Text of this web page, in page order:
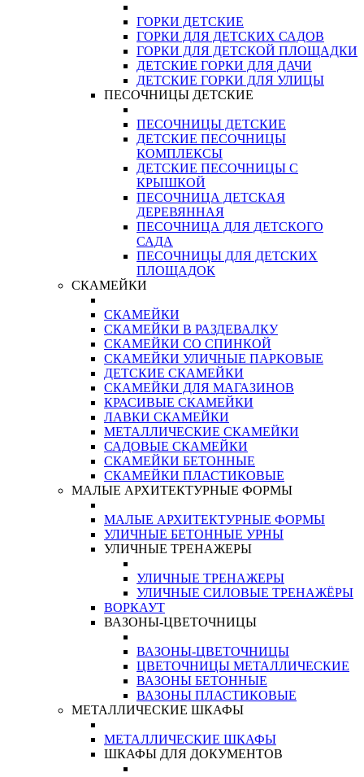
ГОРКИ ДЕТСКИЕ
ГОРКИ ДЛЯ ДЕТСКИХ САДОВ
ГОРКИ ДЛЯ ДЕТСКОЙ ПЛОЩАДКИ
ДЕТСКИЕ ГОРКИ ДЛЯ ДАЧИ
ДЕТСКИЕ ГОРКИ ДЛЯ УЛИЦЫ
ПЕСОЧНИЦЫ ДЕТСКИЕ
ПЕСОЧНИЦЫ ДЕТСКИЕ
ДЕТСКИЕ ПЕСОЧНИЦЫ
КОМПЛЕКСЫ
ДЕТСКИЕ ПЕСОЧНИЦЫ С
КРЫШКОЙ
ПЕСОЧНИЦА ДЕТСКАЯ
ДЕРЕВЯННАЯ
ПЕСОЧНИЦА ДЛЯ ДЕТСКОГО
САДА
ПЕСОЧНИЦЫ ДЛЯ ДЕТСКИХ
ПЛОЩАДОК
СКАМЕЙКИ
СКАМЕЙКИ
СКАМЕЙКИ В РАЗДЕВАЛКУ
СКАМЕЙКИ СО СПИНКОЙ
СКАМЕЙКИ УЛИЧНЫЕ ПАРКОВЫЕ
ДЕТСКИЕ СКАМЕЙКИ
СКАМЕЙКИ ДЛЯ МАГАЗИНОВ
КРАСИВЫЕ СКАМЕЙКИ
ЛАВКИ СКАМЕЙКИ
МЕТАЛЛИЧЕСКИЕ СКАМЕЙКИ
САДОВЫЕ СКАМЕЙКИ
СКАМЕЙКИ БЕТОННЫЕ
СКАМЕЙКИ ПЛАСТИКОВЫЕ
МАЛЫЕ АРХИТЕКТУРНЫЕ ФОРМЫ
МАЛЫЕ АРХИТЕКТУРНЫЕ ФОРМЫ
УЛИЧНЫЕ БЕТОННЫЕ УРНЫ
УЛИЧНЫЕ ТРЕНАЖЕРЫ
УЛИЧНЫЕ ТРЕНАЖЕРЫ
УЛИЧНЫЕ СИЛОВЫЕ ТРЕНАЖЁРЫ
ВОРКАУТ
ВАЗОНЫ-ЦВЕТОЧНИЦЫ
ВАЗОНЫ-ЦВЕТОЧНИЦЫ
ЦВЕТОЧНИЦЫ МЕТАЛЛИЧЕСКИЕ
ВАЗОНЫ БЕТОННЫЕ
ВАЗОНЫ ПЛАСТИКОВЫЕ
МЕТАЛЛИЧЕСКИЕ ШКАФЫ
МЕТАЛЛИЧЕСКИЕ ШКАФЫ
ШКАФЫ ДЛЯ ДОКУМЕНТОВ